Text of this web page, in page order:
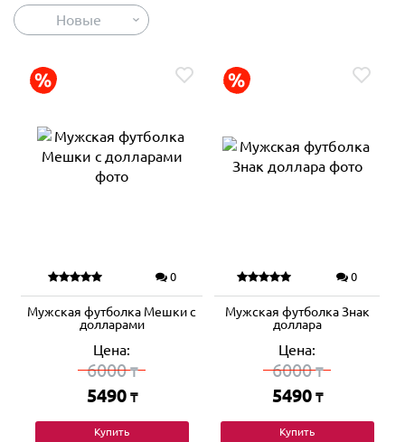
Новые
0
Мужская футболка Мешки с
долларами
Цена:
6000₸
5490 ₸
Купить
0
Мужская футболка Знак
доллара
Цена:
6000₸
5490 ₸
Купить